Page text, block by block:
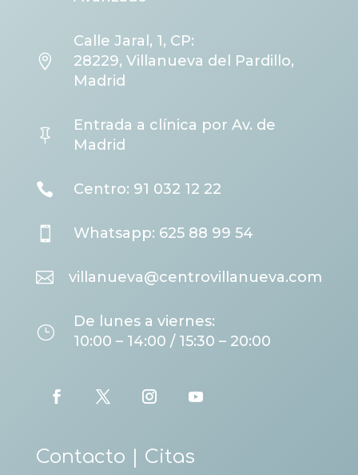

Calle Jaral, 1, CP:
28229, Villanueva del Pardillo,
Madrid

Entrada a clínica por Av. de
Madrid
 Centro: 91 032 12 22
 Whatsapp: 625 88 99 54
 villanueva@centrovillanueva.com
}
De lunes a viernes:
10:00 – 14:00 / 15:30 – 20:00
Contacto | Citas